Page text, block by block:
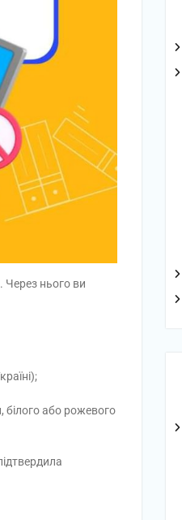
. Через нього ви
білого або рожевого